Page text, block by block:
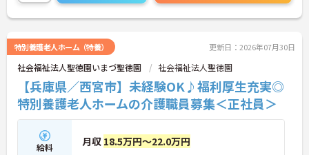
特別養護老人ホーム（特養） 更新日：2026年07月30日
社会福祉法人聖徳園いまづ聖徳園 社会福祉法人聖徳園
【兵庫県／西宮市】未経験OK♪福利厚生充実◎
特別養護老人ホームの介護職員募集＜正社員＞
給料 月収 18.5万円～22.0万円